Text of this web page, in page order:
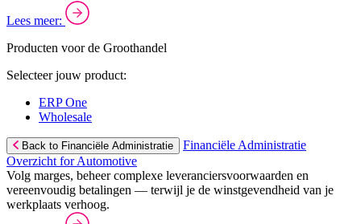
Lees meer:
Producten voor de Groothandel
Selecteer jouw product:
ERP One
Wholesale
Back to Financiële Administratie
Financiële Administratie
Overzicht for Automotive
Volg marges, beheer complexe leveranciersvoorwaarden en
vereenvoudig betalingen — terwijl je de winstgevendheid van je
werkplaats verhoog.